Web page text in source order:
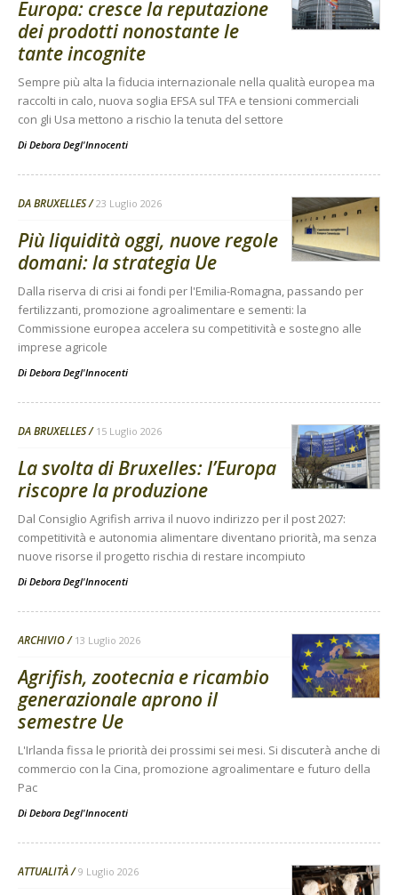
Europa: cresce la reputazione
dei prodotti nonostante le
tante incognite
Sempre più alta la fiducia internazionale nella qualità europea ma
raccolti in calo, nuova soglia EFSA sul TFA e tensioni commerciali
con gli Usa mettono a rischio la tenuta del settore
Di Debora Degl'Innocenti
DA BRUXELLES 23 Luglio 2026
Più liquidità oggi, nuove regole
domani: la strategia Ue
Dalla riserva di crisi ai fondi per l'Emilia-Romagna, passando per
fertilizzanti, promozione agroalimentare e sementi: la
Commissione europea accelera su competitività e sostegno alle
imprese agricole
Di Debora Degl'Innocenti
DA BRUXELLES 15 Luglio 2026
La svolta di Bruxelles: l’Europa
riscopre la produzione
Dal Consiglio Agrifish arriva il nuovo indirizzo per il post 2027:
competitività e autonomia alimentare diventano priorità, ma senza
nuove risorse il progetto rischia di restare incompiuto
Di Debora Degl'Innocenti
ARCHIVIO 13 Luglio 2026
Agrifish, zootecnia e ricambio
generazionale aprono il
semestre Ue
L'Irlanda fissa le priorità dei prossimi sei mesi. Si discuterà anche di
commercio con la Cina, promozione agroalimentare e futuro della
Pac
Di Debora Degl'Innocenti
ATTUALITÀ 9 Luglio 2026